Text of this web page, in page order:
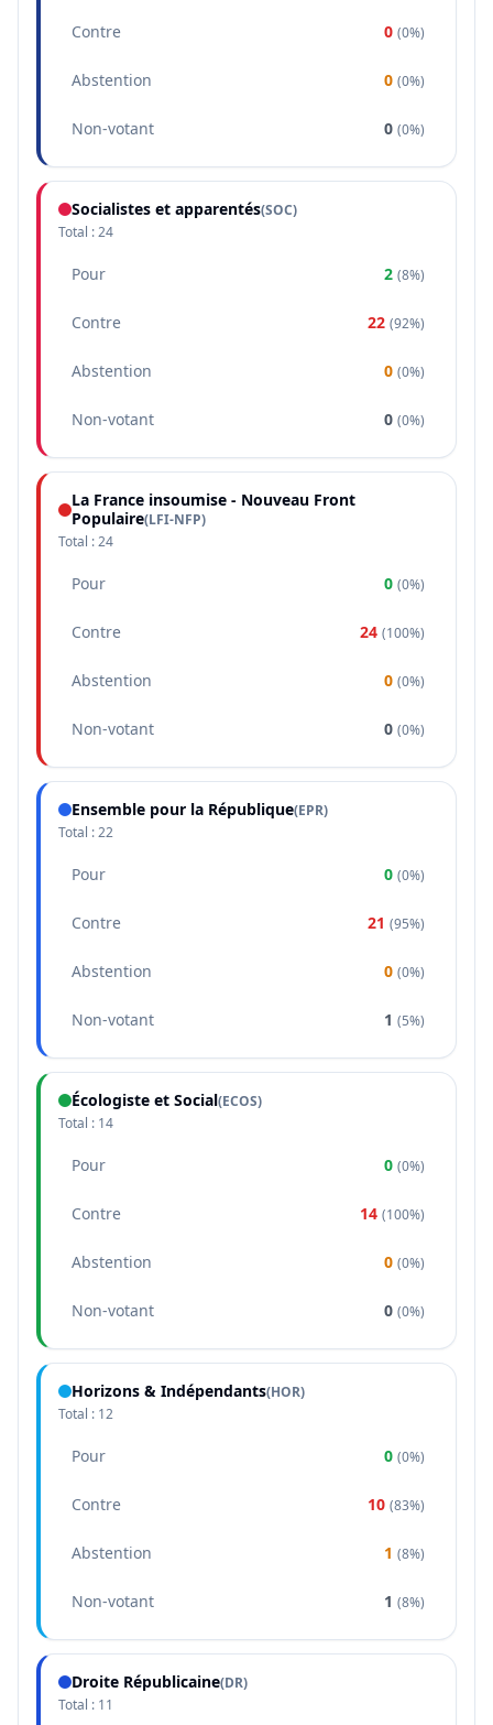
Contre 0 (0%)
Abstention 0 (0%)
Non-votant 0 (0%)
Socialistes et apparentés(SOC)
Total :24
Pour 2 (8%)
Contre 22 (92%)
Abstention 0 (0%)
Non-votant 0 (0%)
La France insoumise - Nouveau Front
Populaire(LFI-NFP)
Total :24
Pour 0 (0%)
Contre 24 (100%)
Abstention 0 (0%)
Non-votant 0 (0%)
Ensemble pour la République(EPR)
Total :22
Pour 0 (0%)
Contre 21 (95%)
Abstention 0 (0%)
Non-votant 1 (5%)
Écologiste et Social(ECOS)
Total : 14
Pour 0 (0%)
Contre 14 (100%)
Abstention 0 (0%)
Non-votant 0 (0%)
Horizons & Indépendants(HOR)
Total : 12
Pour 0 (0%)
Contre 10 (83%)
Abstention 1 (8%)
Non-votant 1 (8%)
Droite Républicaine(DR)
Total : 11